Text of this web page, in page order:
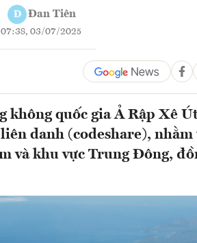
Đ Đan Tiên
07:38, 03/07/2025
không quốc gia Ả Rập Xê
danh (codeshare), nhằm
và khu vực Trung Đông,